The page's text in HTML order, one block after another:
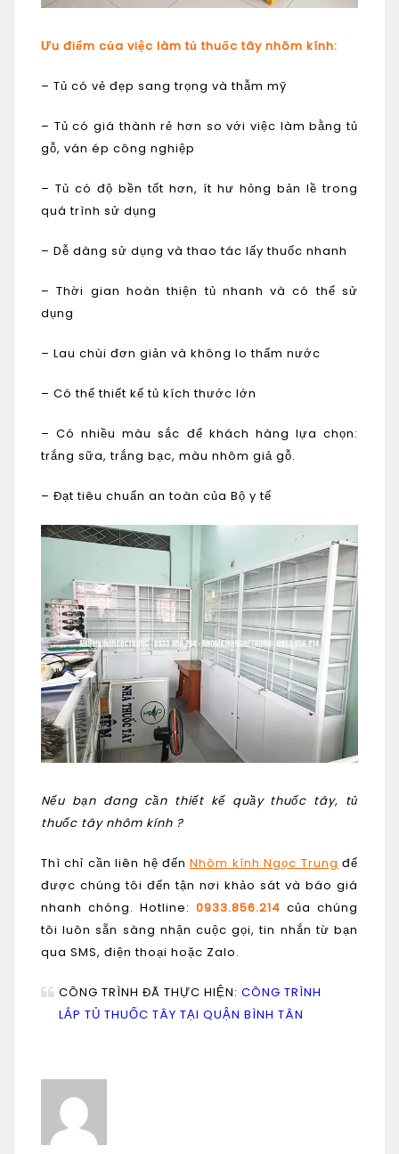
Ưu điểm của việc làm tủ thuốc tây nhôm kính:
– Tủ có vẻ đẹp sang trọng và thẫm mỹ
– Tủ có giá thành rẻ hơn so với việc làm bằng tủ
gỗ, ván ép công nghiệp
– Tủ có độ bền tốt hơn, ít hư hỏng bản lề trong
quá trình sử dụng
– Dễ dàng sử dụng và thao tác lấy thuốc nhanh
– Thời gian hoàn thiện tủ nhanh và có thể sử
dụng
– Lau chùi đơn giản và không lo thấm nước
– Có thể thiết kế tủ kích thước lớn
– Có nhiều màu sắc để khách hàng lựa chọn:
trắng sữa, trắng bạc, màu nhôm giả gỗ.
– Đạt tiêu chuẩn an toàn của Bộ y tế
Nếu bạn đang cần thiết kế quầy thuốc tây, tủ
thuốc tây nhôm kính ?
Thì chỉ cần liên hệ đếnNhôm kính Ngọc Trung để
được chúng tôi đến tận nơi khảo sát và báo giá
nhanh chóng. Hotline: 0933.856.214 của chúng
tôi luôn sẵn sàng nhận cuộc gọi, tin nhắn từ bạn
qua SMS, điện thoại hoặc Zalo.
CÔNG TRÌNH ĐÃ THỰC HIỆN: CÔNG TRÌNH
LẮP TỦ THUỐC TÂY TẠI QUẬN BÌNH TÂN